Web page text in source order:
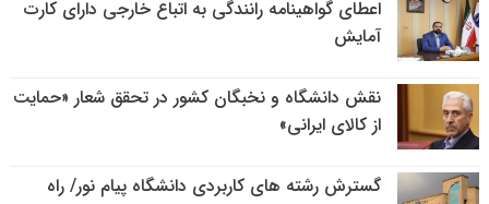
اعطای گواهینامه رانندگی به اتباع خارجی دارای کارت
آمایش
نقش دانشگاه و نخبگان کشور در تحقق شعار «حمایت
از کالای ایرانی»
گسترش رشته های کاربردی دانشگاه پیام نور/ راه